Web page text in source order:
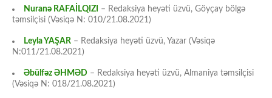
Nuranə RAFAİLQIZI
– Redaksiya heyəti üzvü, Göyçay bölgə
təmsilçisi (Vəsiqə N: 010/21.08.2021)
Leyla YAŞAR – Redaksiya heyəti üzvü, Yazar (Vəsiqə
N:011/21.08.2021)
Əbülfəz ƏHMƏD – Redaksiya heyəti üzvü, Almaniya təmsilçisi
(Vəsiqə N: 018/21.08.2021)